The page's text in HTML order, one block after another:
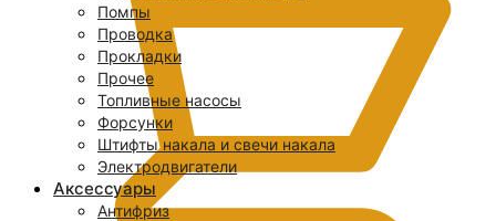
Помпы
Проводка
Прокладки
Прочее
Топливные насосы
Форсунки
Штифты накала и свечи накала
Электродвигатели
Аксессуары
Антифриз